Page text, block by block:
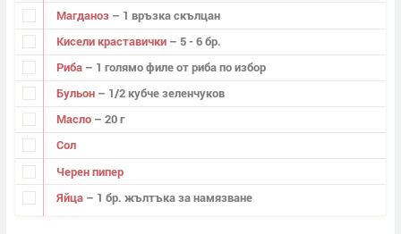
Магданоз – 1 връзка скълцан
Кисели краставички – 5 - 6 бр.
Риба – 1 голямо филе от риба по избор
Бульон – 1/2 кубче зеленчуков
Масло – 20 г
Сол
Черен пипер
Яйца – 1 бр. жълтъка за намязване